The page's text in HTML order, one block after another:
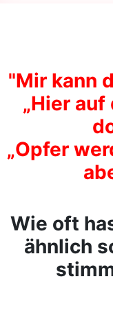
"Mir kann
„Hier
„Opfer
Wie oft
ähnlich